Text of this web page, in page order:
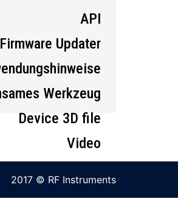
API
Firmware Updater
Werkzeug
Device 3D file
Video
2017 © RF Instruments